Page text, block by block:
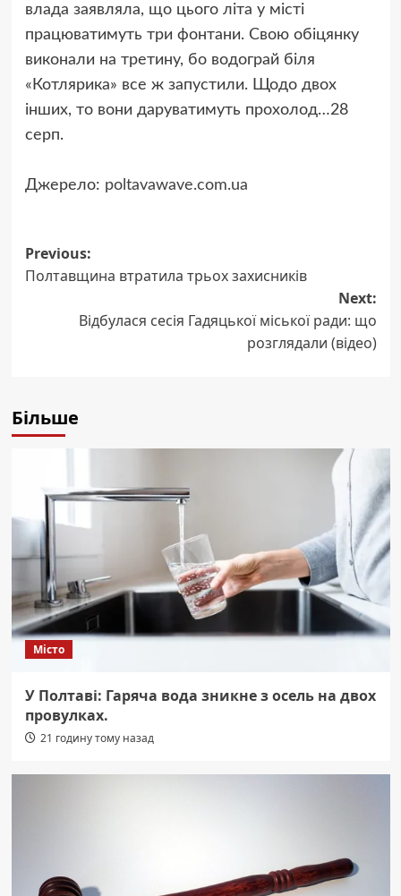
влада заявляла, що цього літа у місті
працюватимуть три фонтани. Свою обіцянку
виконали на третину, бо водограй біля
«Котлярика» все ж запустили. Щодо двох
інших, то вони даруватимуть прохолод…28
серп.
Джерело: poltavawave.com.ua
Post
navigation
Previous:
Полтавщина втратила трьох захисників
Next:
Відбулася сесія Гадяцької міської ради: що
розглядали (відео)
Більше
Місто
У Полтаві: Гаряча вода зникне з осель на двох
провулках.
21 годину тому назад